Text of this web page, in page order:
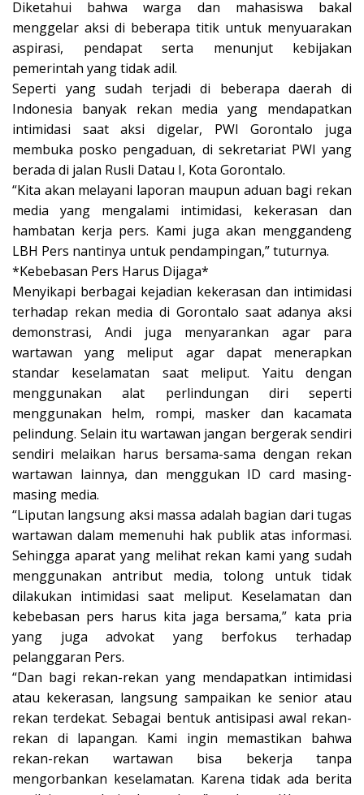
Diketahui bahwa warga dan mahasiswa bakal
menggelar aksi di beberapa titik untuk menyuarakan
aspirasi, pendapat serta menunjut kebijakan
pemerintah yang tidak adil.
Seperti yang sudah terjadi di beberapa daerah di
Indonesia banyak rekan media yang mendapatkan
intimidasi saat aksi digelar, PWI Gorontalo juga
membuka posko pengaduan, di sekretariat PWI yang
berada di jalan Rusli Datau I, Kota Gorontalo.
“Kita akan melayani laporan maupun aduan bagi rekan
media yang mengalami intimidasi, kekerasan dan
hambatan kerja pers. Kami juga akan menggandeng
LBH Pers nantinya untuk pendampingan,” tuturnya.
*Kebebasan Pers Harus Dijaga*
Menyikapi berbagai kejadian kekerasan dan intimidasi
terhadap rekan media di Gorontalo saat adanya aksi
demonstrasi, Andi juga menyarankan agar para
wartawan yang meliput agar dapat menerapkan
standar keselamatan saat meliput. Yaitu dengan
menggunakan alat perlindungan diri seperti
menggunakan helm, rompi, masker dan kacamata
pelindung. Selain itu wartawan jangan bergerak sendiri
sendiri melaikan harus bersama-sama dengan rekan
wartawan lainnya, dan menggukan ID card masing-
masing media.
“Liputan langsung aksi massa adalah bagian dari tugas
wartawan dalam memenuhi hak publik atas informasi.
Sehingga aparat yang melihat rekan kami yang sudah
menggunakan antribut media, tolong untuk tidak
dilakukan intimidasi saat meliput. Keselamatan dan
kebebasan pers harus kita jaga bersama,” kata pria
yang juga advokat yang berfokus terhadap
pelanggaran Pers.
“Dan bagi rekan-rekan yang mendapatkan intimidasi
atau kekerasan, langsung sampaikan ke senior atau
rekan terdekat. Sebagai bentuk antisipasi awal rekan-
rekan di lapangan. Kami ingin memastikan bahwa
rekan-rekan wartawan bisa bekerja tanpa
mengorbankan keselamatan. Karena tidak ada berita